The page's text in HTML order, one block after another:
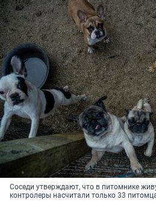
Соседи утверждают, что в питомнике
контролеры насчитали только 33